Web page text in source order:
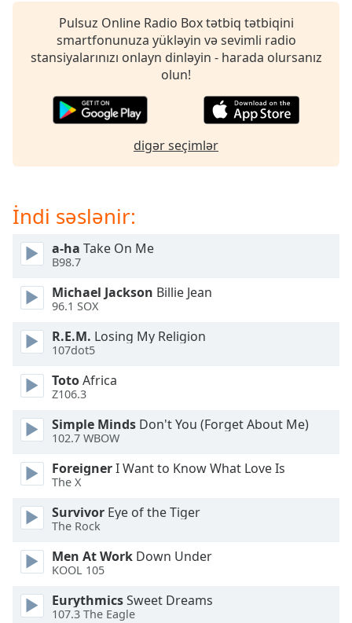
subtitles
settings
dialog
subtitles
selected
Fullscreen
modal
window.
Beginning
dialog
window.
cancel
and
close
window.
Text
Color
Opacity
Pulsuz Online Radio Box tətbiq tətbiqini
smartfonunuza yükləyin və sevimli radio
stansiyalarınızı onlayn dinləyin - harada olursanız
olun!
digər seçimlər
İndi səslənir:
a-ha Take On Me
B98.7
Michael Jackson Billie Jean
96.1 SOX
R.E.M. Losing My Religion
107dot5
TotoAfrica
Z106.3
Simple Minds Don't You (Forget About Me)
102.7 WBOW
ForeignerI Want to Know What Love Is
The X
Survivor Eye of the Tiger
The Rock
Men At Work Down Under
KOOL 105
EurythmicsSweet Dreams
107.3 The Eagle